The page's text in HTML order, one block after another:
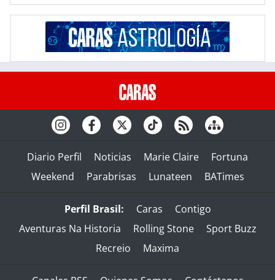
Diario Perfil Noticias Marie Claire
Fortuna
Weekend
Parabrisas Lunateen BATimes
Perfil Brasil: Caras
Contigo
Aventuras Na Historia
Rolling Stone
Sport Buzz
Recreio
Maxima